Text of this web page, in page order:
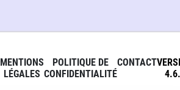
MENTIONS
LÉGALES
POLITIQUE DE
CONFIDENTIALITÉ
CONTACT